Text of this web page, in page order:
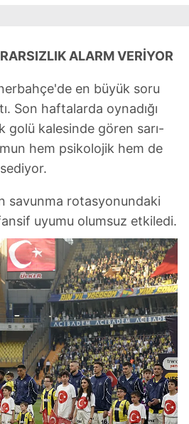
ALARM VERİYOR
en büyük soru
Son haftalarda oynadığı
golü kalesinde gören sarı-
hem psikolojik hem de
savunma rotasyonundaki
uyumu olumsuz etkiledi.